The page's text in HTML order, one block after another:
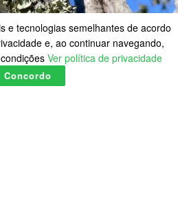
e tecnologias semelhantes de acordo
e, ao continuar navegando,
Ver política de privacidade
Concordo